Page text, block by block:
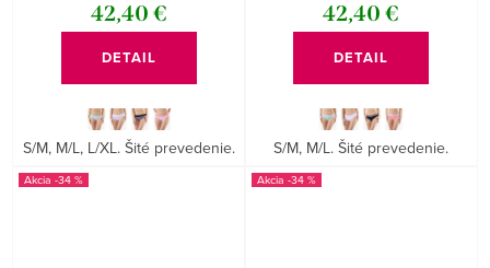
42,40 €
DETAIL
S/M, M/L, L/XL. Šité prevedenie.
42,40 €
DETAIL
S/M, M/L. Šité prevedenie.
-34 % -34 %